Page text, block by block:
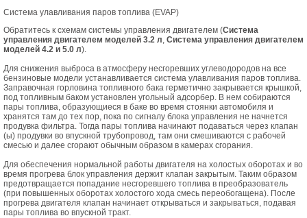
Система улавливания паров топлива (EVAP)
Обратитесь к схемам системы управления двигателем (Система
управления двигателем моделей 3.2 л, Система управления двигателем
моделей 4.2 и 5.0 л).
Для снижения выброса в атмосферу несгоревших углеводородов на все
бензиновые модели устанавливается система улавливания паров топлива.
Заправочная горловина топливного бака герметично закрывается крышкой,
под топливным баком установлен угольный адсорбер. В нем собираются
пары топлива, образующиеся в баке во время стоянки автомобиля и
хранятся там до тех пор, пока по сигналу блока управления не начнется
продувка фильтра. Тогда пары топлива начинают подаваться через клапан
(ы) продувки во впускной трубопровод, там они смешиваются с рабочей
смесью и далее сгорают обычным образом в камерах сгорания.
Для обеспечения нормальной работы двигателя на холостых оборотах и во
время прогрева блок управления держит клапан закрытым. Таким образом
предотвращается попадание несгоревшего топлива в преобразователь
(при повышенных оборотах холостого хода смесь переобогащена). После
прогрева двигателя клапан начинает открываться и закрываться, подавая
пары топлива во впускной тракт.